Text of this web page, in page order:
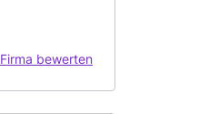
Firma bewerten